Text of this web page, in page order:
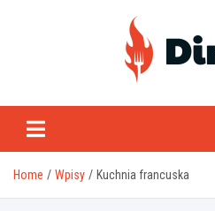
Home Wpisy Kuchnia francuska